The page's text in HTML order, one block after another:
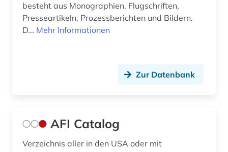
europäische geschichte (1)
europäische kultur (1)
fachinformationsdienst (1)
fachinformationsdienste (1)
besteht aus Monographien, Flugschriften,
Presseartikeln, Prozessberichten und Bildern.
D... Mehr Informationen
Zur Datenbank
AFI Catalog
Verzeichnis aller in den USA oder mit